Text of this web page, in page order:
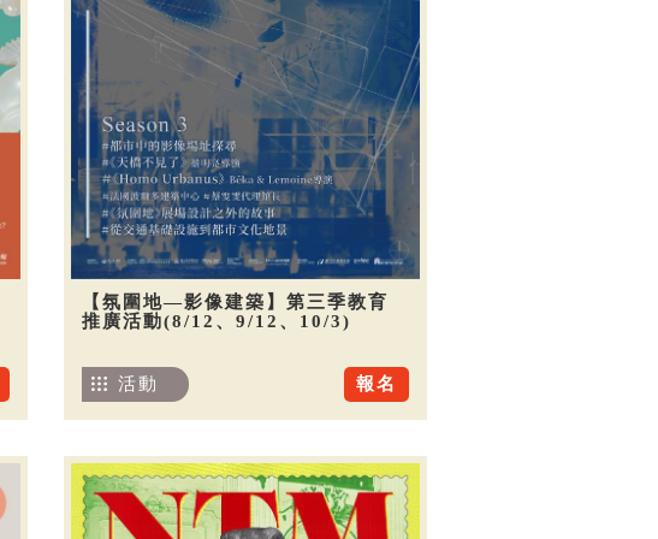
【氛圍地—影像建築】第三季教育
推廣活動(8/12、9/12、10/3)
報名
活動